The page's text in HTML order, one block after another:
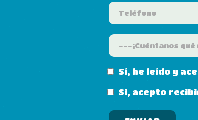
Sí, he leído y
Sí, acepto